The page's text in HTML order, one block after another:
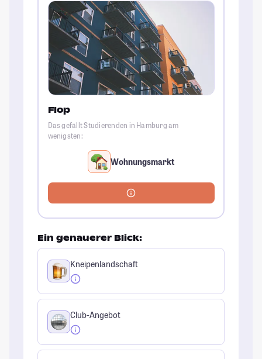
Flop
Das gefällt Studierenden in Hamburg am
wenigsten:
Wohnungsmarkt
Ein genauerer Blick:
Kneipenlandschaft
Club-Angebot